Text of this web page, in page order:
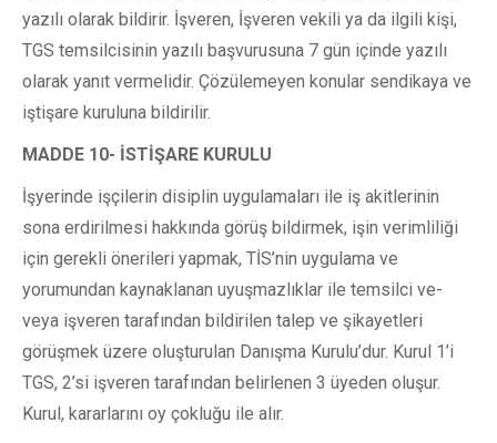
yazılı olarak bildirir. İşveren, İşveren vekili ya da ilgili kişi,
TGS temsilcisinin yazılı başvurusuna 7 gün içinde yazılı
olarak yanıt vermelidir. Çözülemeyen konular sendikaya ve
iştişare kuruluna bildirilir.
MADDE 10- İSTİŞARE KURULU
İşyerinde işçilerin disiplin uygulamaları ile iş akitlerinin
sona erdirilmesi hakkında görüş bildirmek, işin verimliliği
için gerekli önerileri yapmak, TİS’nin uygulama ve
yorumundan kaynaklanan uyuşmazlıklar ile temsilci ve-
veya işveren tarafından bildirilen talep ve şikayetleri
görüşmek üzere oluşturulan Danışma Kurulu’dur. Kurul 1’i
TGS, 2’si işveren tarafından belirlenen 3 üyeden oluşur.
Kurul, kararlarını oy çokluğu ile alır.